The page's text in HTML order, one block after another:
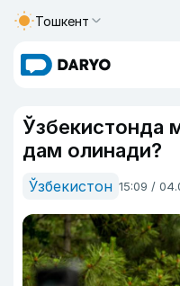
Тошкент
Ўзбекистонда
дам олинади?
Ўзбекистон 15:09 /